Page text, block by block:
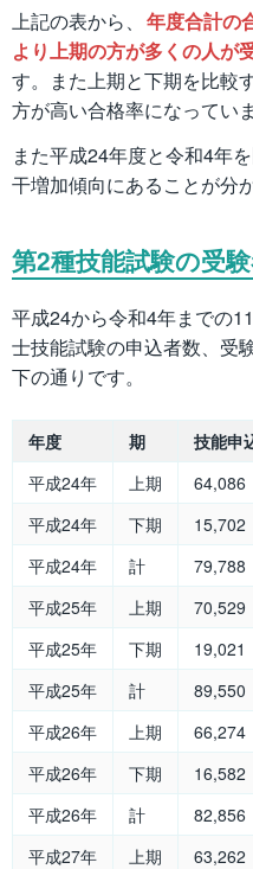
上記の表から、 年度合計の
より上期の方が多くの人が
す。また上期と下期を比較
方が高い合格率になっていま
また平成24年度と令和4年
干増加傾向にあることが分
第2種技能試験の受
平成24から令和4年までの
士技能試験の申込者数、受
下の通りです。
年度 期 技能申
平成24年
上期 64,086
平成24年
下期 15,702
平成24年
計 79,788
平成25年
上期 70,529
平成25年
下期 19,021
平成25年
計 89,550
平成26年
上期 66,274
平成26年
下期 16,582
平成26年
計 82,856
平成27年
上期 63,262